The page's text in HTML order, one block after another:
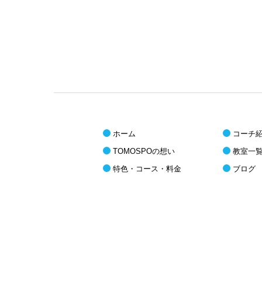
ホーム
TOMOSPOの想い
特色・コース・料金
コーチ
教室一
ブログ